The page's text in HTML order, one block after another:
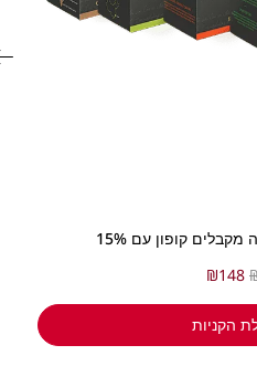
₪